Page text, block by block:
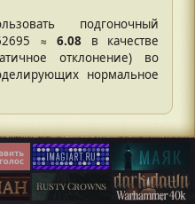
подгоночный
≈6.08 в качестве
отклонение) во
нормальное